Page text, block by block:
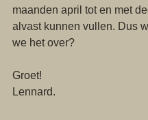
maanden april tot en met
alvast kunnen vullen. Dus
we het over?
Groet!
Lennard.